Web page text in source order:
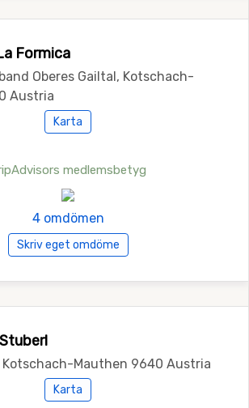
Formica
Oberes Gailtal, Kotschach-
Austria
Karta
medlemsbetyg
4 omdömen
Skriv eget omdöme
Kotschach-Mauthen 9640 Austria
Karta